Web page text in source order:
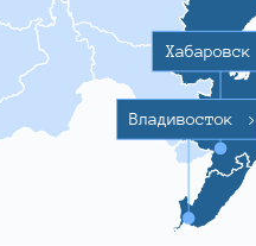
Хабаровск
Владивосток >